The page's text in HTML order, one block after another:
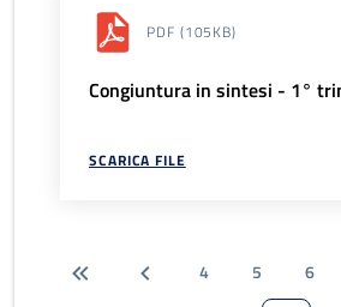
PDF (105KB)
Congiuntura in sintesi - 1°
SCARICA FILE
4 5 6